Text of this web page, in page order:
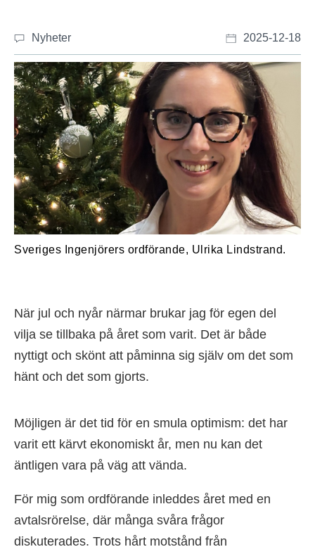
Nyheter 2025-12-18
Sveriges Ingenjörers ordförande, Ulrika Lindstrand.
När jul och nyår närmar brukar jag för egen del
vilja se tillbaka på året som varit. Det är både
nyttigt och skönt att påminna sig själv om det som
hänt och det som gjorts.
Möjligen är det tid för en smula optimism: det har
varit ett kärvt ekonomiskt år, men nu kan det
äntligen vara på väg att vända.
För mig som ordförande inleddes året med en
avtalsrörelse, där många svåra frågor
diskuterades. Trots hårt motstånd från